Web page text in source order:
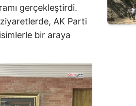
gerçekleştirdi.
AK Parti
bir araya